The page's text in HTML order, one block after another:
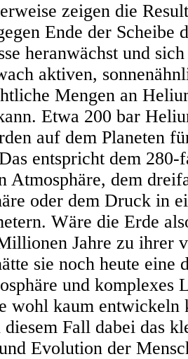
zeigen die
Ende der Scheibe
heranwächst und
aktiven,
Mengen an
Etwa 200 bar
auf dem Planeten
entspricht dem 280-
Atmosphäre, dem
oder dem Druck in
Wäre die Erde
Jahre zu ihrer
sie noch heute eine
und komplexes
wohl kaum entwickeln
Fall dabei das
Evolution der